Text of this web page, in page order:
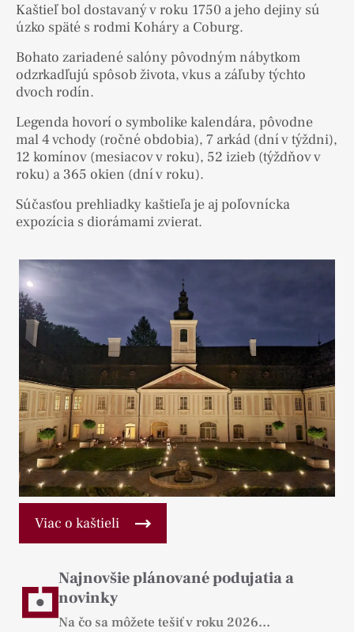
Kaštieľ bol dostavaný v roku 1750 a jeho dejiny sú
úzko späté s rodmi Koháry a Coburg.
Bohato zariadené salóny pôvodným nábytkom
odzrkadľujú spôsob života, vkus a záľuby týchto
dvoch rodín.
Legenda hovorí o symbolike kalendára, pôvodne
mal 4 vchody (ročné obdobia), 7 arkád (dní v týždni),
12 komínov (mesiacov v roku), 52 izieb (týždňov v
roku) a 365 okien (dní v roku).
Súčasťou prehliadky kaštieľa je aj poľovnícka
expozícia s diorámami zvierat.
Viac o kaštieli
Najnovšie plánované podujatia a
novinky
Na čo sa môžete tešiť v roku 2026...